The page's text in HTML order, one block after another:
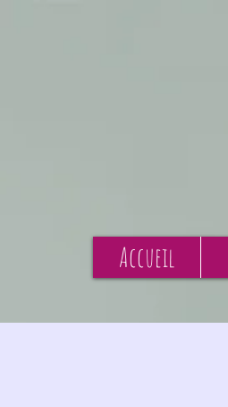
Accueil